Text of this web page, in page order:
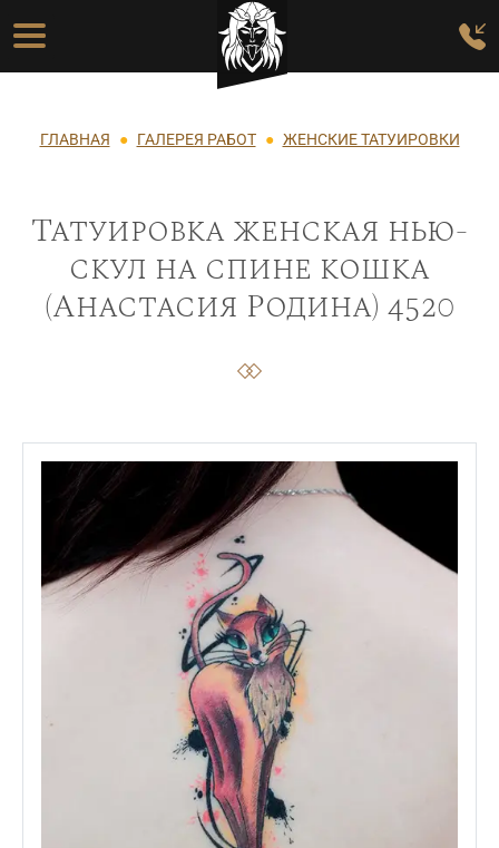
Перейти к основному содержанию
Основная навигация
Строка навигации
ГЛАВНАЯ ГАЛЕРЕЯ РАБОТ ЖЕНСКИЕ ТАТУИРОВКИ
Татуировка женская нью-
скул на спине кошка
(Анастасия Родина) 4520